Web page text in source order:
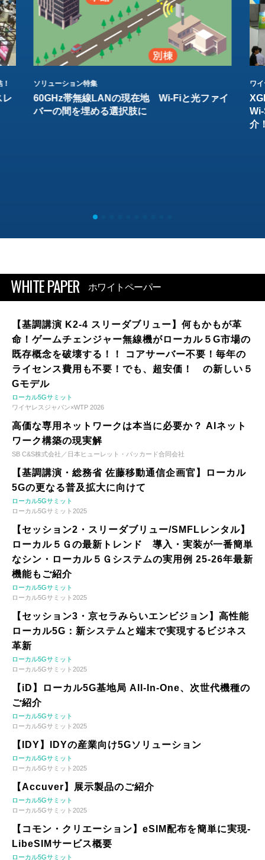
レ
ソリューション特集
60GHz帯無線LANの現在地 Wi-Fiと光ファイ
バーの間を埋める選択肢に
ワ
介
WHITE PAPER ホワイトペーパー
【基調講演 K2-4 スリーダブリュー】何もかもが革
命！ゲームチェンジャー無線機がローカル５G市場の
既存概念を破壊する！！ コアサーバー不要！毎年の
ライセンス費用も不要！でも、超安価！ の新しい５
Gモデル
ローカル5Gサミット
ワイヤレスジャパン×WTP 2026
高価な専用ネットワークは本当に必要か？ AIネット
ワーク構築の現実解
SB C&S株式会社／日本ヒューレット・パッカード合同会社
【基調講演・総務省 佐藤移動通信企画官】ローカル
5Gの更なる普及拡大に向けて
ローカル5Gサミット
ローカル5Gサミット2025
【セッション2・スリーダブリュー/SMFLレンタル】
ローカル５Ｇの最新トレンド 導入・実装が一番簡単
なシン・ローカル５Ｇシステムの実用例 25-26年最新
機能もご紹介
ローカル5Gサミット
ローカル5Gサミット2025
【セッション3・京セラみらいエンビジョン】高性能
ローカル5G：新システムと端末で実現するビジネス
革新
ローカル5Gサミット
ローカル5Gサミット2025
【iD】ローカル5G基地局 All-In-One、次世代機種の
ご紹介
ローカル5Gサミット
ローカル5Gサミット2025
【IDY】IDYの産業向け5Gソリューション
ローカル5Gサミット
ローカル5Gサミット2025
【Accuver】展示製品のご紹介
ローカル5Gサミット
ローカル5Gサミット2025
【コモン・クリエーション】eSIM配布を簡単に実現-
LibeSIMサービス概要
ローカル5Gサミット